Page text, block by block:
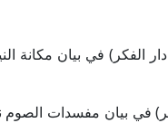
الدين بن الهُمَام الحنفي في "فتح القدير" (2/ 303، ط. دار
في "مواهب الجليل" (2/ 427، ط. دار الفكر) في بيان